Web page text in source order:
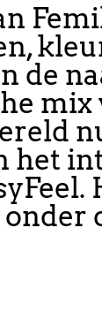
de
het